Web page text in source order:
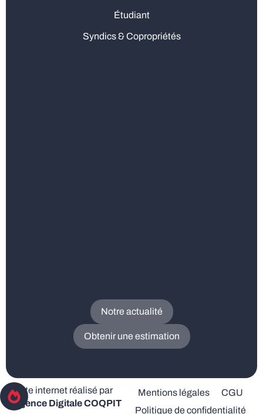
Étudiant
Syndics & Copropriétés
Notre actualité
Obtenir une estimation
Site internet réalisé par
l’Agence Digitale COQPIT
Mentions légales
CGU
Politique de confidentialité